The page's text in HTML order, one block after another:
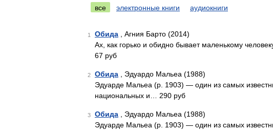
все
электронные книги аудиокниги
1 Обида , Агния Барто (2014)
Ах, как горько и обидно бывает маленькому
67 руб
2 Обида , Эдуардо Мальеа (1988)
Эдуарде Мальеа (р. 1903) — один из самых
национальных и… 290 руб
3 Обида , Эдуардо Мальеа (1988)
Эдуарде Мальеа (р. 1903) — один из самых